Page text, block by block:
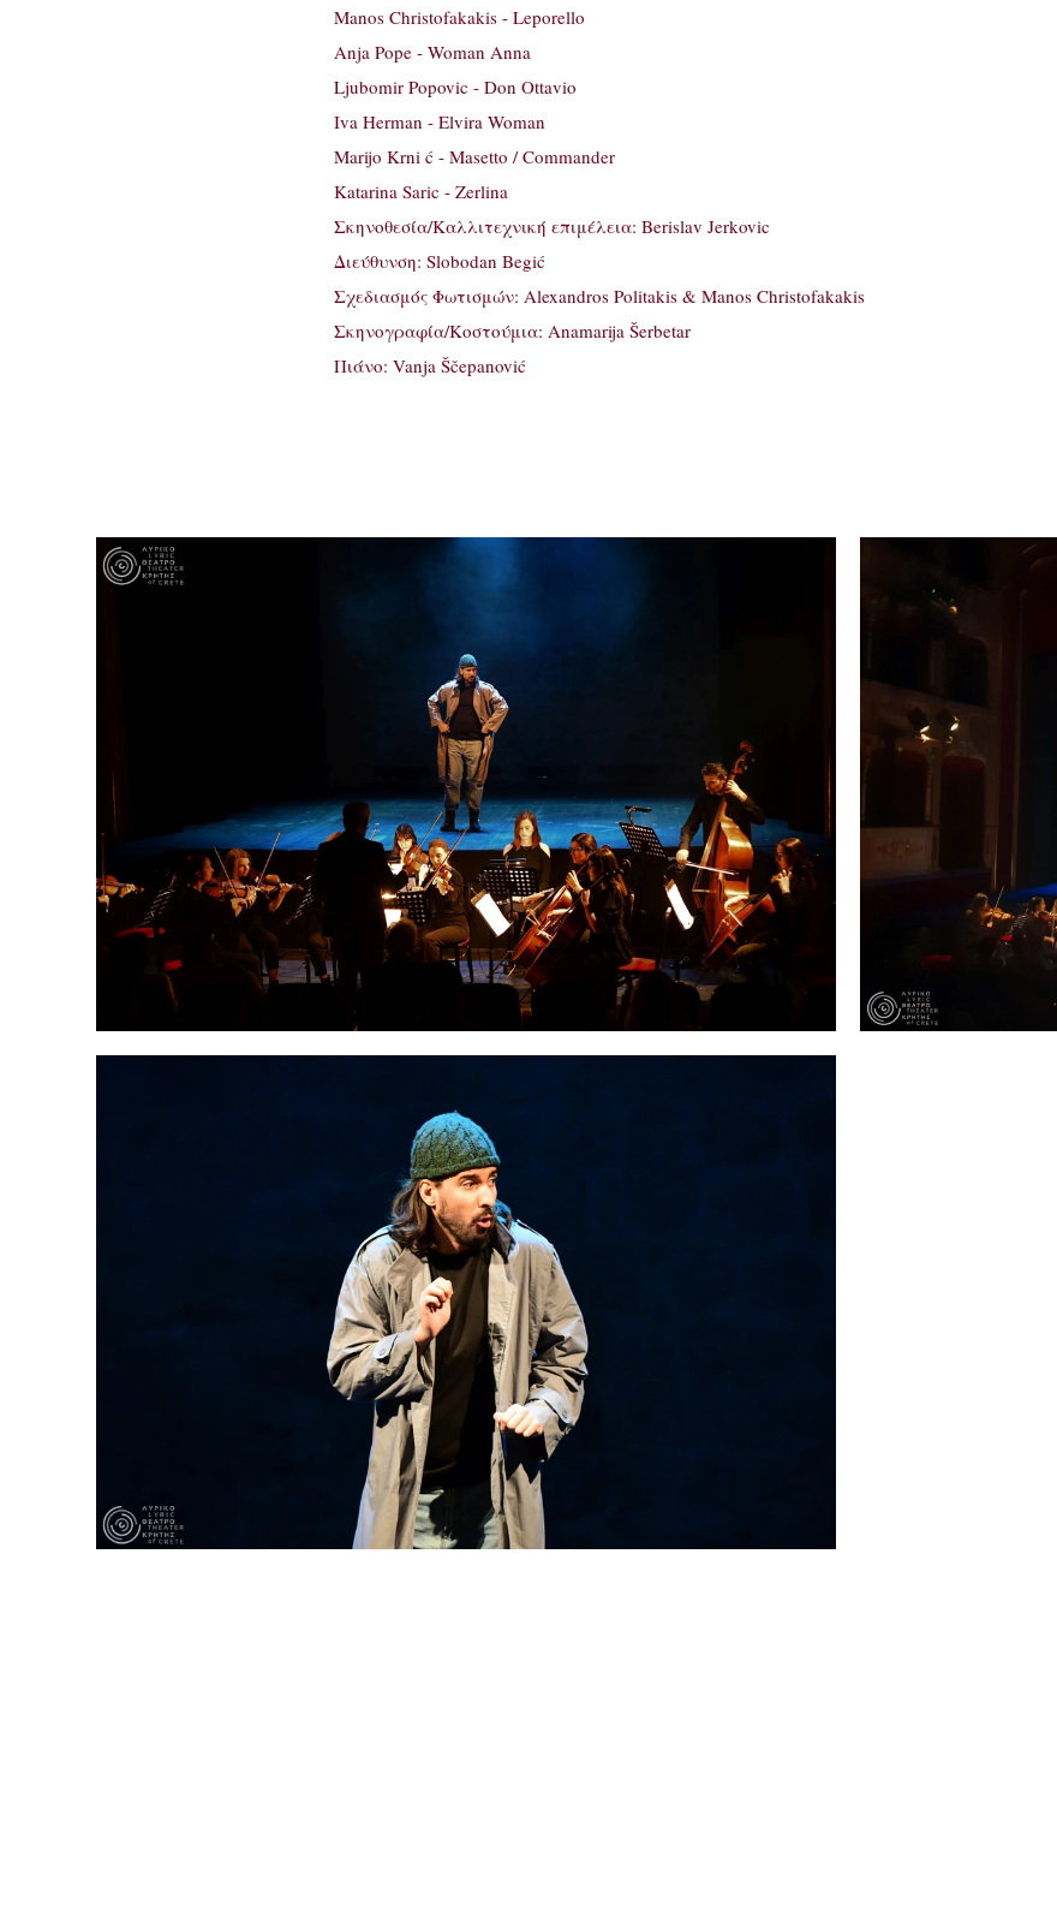
Manos Christofakakis - Leporello
Anja Pope - Woman Anna
Ljubomir Popovic - Don Ottavio
Iva Herman - Elvira Woman
Marijo Krni ć - Masetto / Commander
Katarina Saric - Zerlina
Σκηνοθεσία/Καλλιτεχνική επιμέλεια: Berislav Jerkovic
Διεύθυνση: Slobodan Begić
Σχεδιασμός Φωτισμών: Alexandros Politakis & Manos Christofakakis
Σκηνογραφία/Κοστούμια: Anamarija Šerbetar
Πιάνο: Vanja Ščepanović